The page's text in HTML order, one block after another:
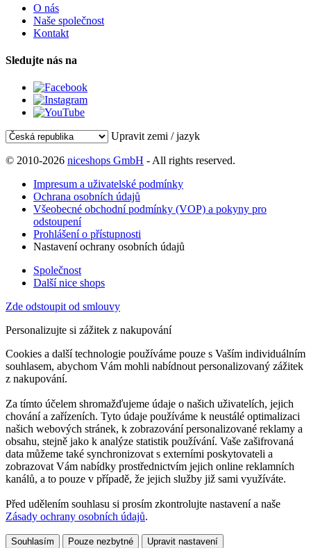
O nás
Naše společnost
Kontakt
Sledujte nás na
Upravit zemi / jazyk
© 2010-2026 niceshops GmbH - All rights reserved.
Impresum a uživatelské podmínky
Ochrana osobních údajů
Všeobecné obchodní podmínky (VOP) a pokyny pro
odstoupení
Prohlášení o přístupnosti
Nastavení ochrany osobních údajů
Společnost
Další nice shops
Zde odstoupit od smlouvy
Personalizujte si zážitek z nakupování
Cookies a další technologie používáme pouze s Vaším individuálním
souhlasem, abychom Vám mohli nabídnout personalizovaný zážitek
z nakupování.
Za tímto účelem shromažďujeme údaje o našich uživatelích, jejich
chování a zařízeních. Tyto údaje používáme k neustálé optimalizaci
našich webových stránek, k zobrazování personalizované reklamy a
obsahu, stejně jako k analýze statistik používání. Vaše zašifrovaná
data můžeme také synchronizovat s externími poskytovateli a
zobrazovat Vám nabídky prostřednictvím jejich online reklamních
kanálů, a to pouze v případě, že jejich služby již sami využíváte.
Před udělením souhlasu si prosím zkontrolujte nastavení a naše
Zásady ochrany osobních údajů.
Souhlasím Pouze nezbytné Upravit nastavení